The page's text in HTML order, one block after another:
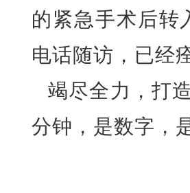
的紧急手术后转
电话随访，已经
竭尽全力，打
分钟，是数字，